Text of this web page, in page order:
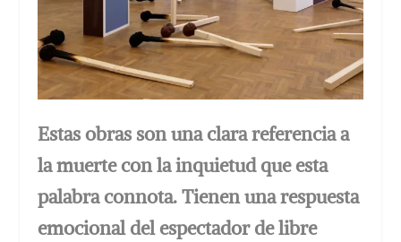
Estas obras son una clara referencia a
la muerte con la inquietud que esta
palabra connota. Tienen una respuesta
emocional del espectador de libre